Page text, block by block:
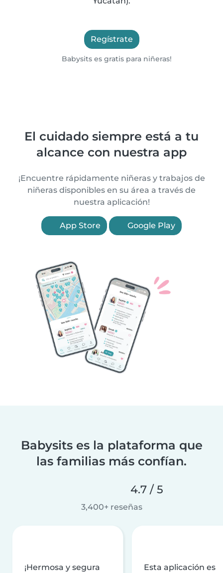
Regístrate
Babysits es gratis para niñeras!
El cuidado siempre está a tu
alcance con nuestra app
¡Encuentre rápidamente niñeras y trabajos de
niñeras disponibles en su área a través de
nuestra aplicación!
App Store Google Play
Babysits es la plataforma que
las familias más confían.
4.7 / 5
3,400+ reseñas
¡Hermosa y segura
Esta aplicación es